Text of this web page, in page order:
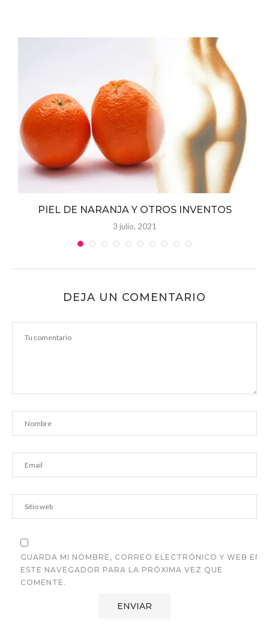
PIEL DE NARANJA Y OTROS INVENTOS
3 julio, 2021
DEJA UN COMENTARIO
GUARDA MI NOMBRE, CORREO ELECTRÓNICO Y WEB EN
ESTE NAVEGADOR PARA LA PRÓXIMA VEZ QUE
COMENTE.